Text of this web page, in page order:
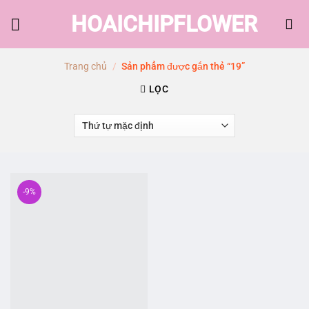
HOAICHIPFLOWER
Trang chủ / Sản phẩm được gắn thẻ “19”
LỌC
-9%